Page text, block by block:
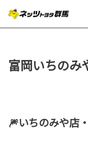
富岡いちのみ
🎆いちのみや店